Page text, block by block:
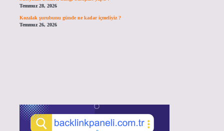
Temmuz 28, 2026
Kozalak şurubunu günde ne kadar içmeliyiz ?
Temmuz 26, 2026